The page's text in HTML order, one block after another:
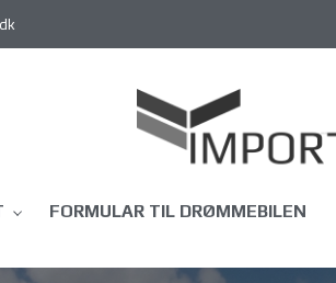
FORMULAR TIL DRØMMEBILEN